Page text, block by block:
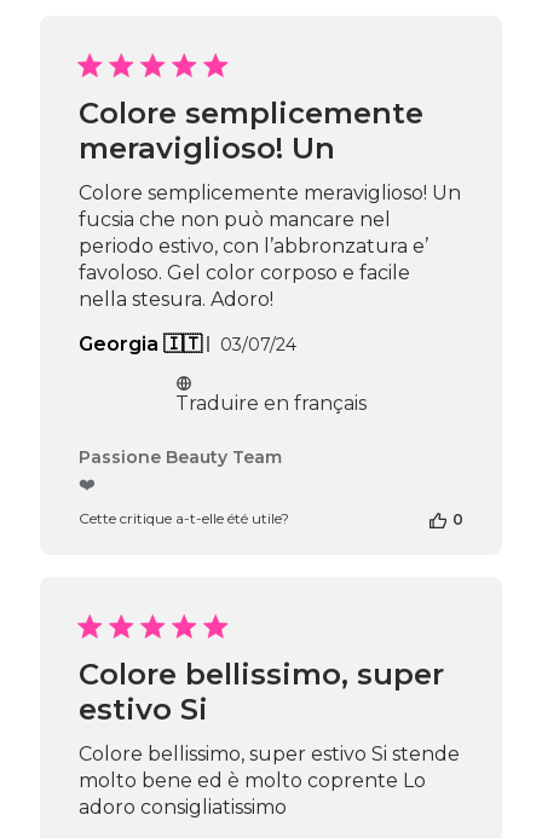
Passione
Beauty
Team
Thu
Jan
23
2025
Colore semplicemente
meraviglioso! Un
Colore semplicemente meraviglioso! Un
fucsia che non può mancare nel
periodo estivo, con l’abbronzatura e’
favoloso. Gel color corposo e facile
nella stesura. Adoro!
Georgia 🇮🇹
Date
publication
03/07/24
Traduire en français
Commentaires
de
Passione
Beauty
Thu
Apr
16
2026
Passione Beauty Team
❤️
Cette critique a-t-elle été utile? 0
Colore bellissimo, super
estivo Si
Colore bellissimo, super estivo Si stende
molto bene ed è molto coprente Lo
adoro consigliatissimo